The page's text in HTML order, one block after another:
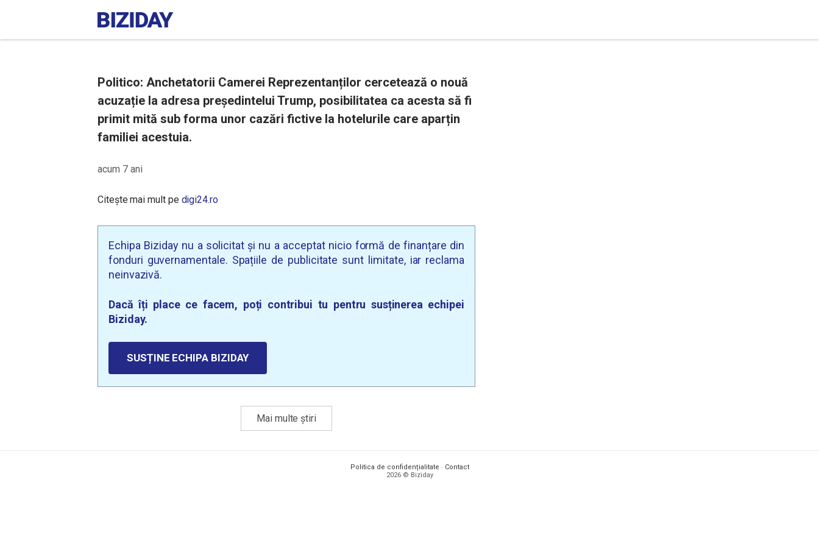
Politico: Anchetatorii Camerei Reprezentanților cercetează o nouă
acuzație la adresa președintelui Trump, posibilitatea ca acesta să fi
primit mită sub forma unor cazări fictive la hotelurile care aparțin
familiei acestuia.
acum 7 ani
Citește mai mult pe digi24.ro
Echipa Biziday nu a solicitat și nu a acceptat nicio formă de finanțare din
fonduri guvernamentale. Spațiile de publicitate sunt limitate, iar reclama
neinvazivă.
Dacă îți place ce facem, poți contribui tu pentru susținerea echipei
Biziday.
SUSȚINE ECHIPA BIZIDAY
Mai multe știri
Politica de confidențialitate · Contact
2026 © Biziday